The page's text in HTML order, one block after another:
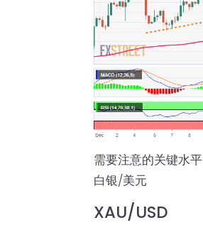
需要注意的关键水平
白银/美元
XAU/USD